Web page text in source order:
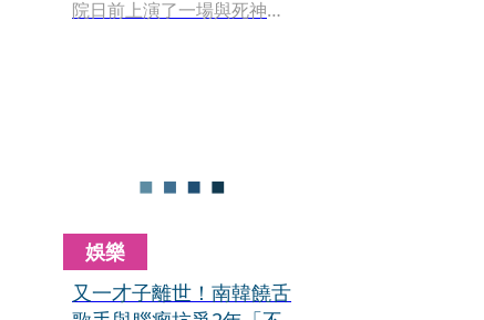
院日前上演了一場與死神賽
堅強地拒絕使用一般降腦壓
撐，心中只有一個「讓寶寶
在肚子裡多待1分鐘，就多成
熟1分鐘」的無私信念。
娛樂
又一才子離世！南韓饒舌